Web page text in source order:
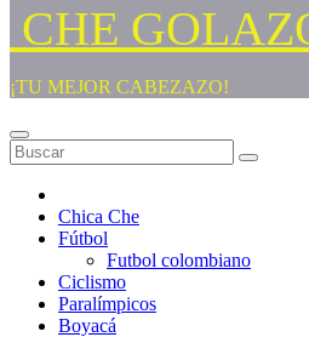
CHE
¡TU MEJOR CABEZAZO!
Chica Che
Fútbol
Futbol colombiano
Ciclismo
Paralímpicos
Boyacá